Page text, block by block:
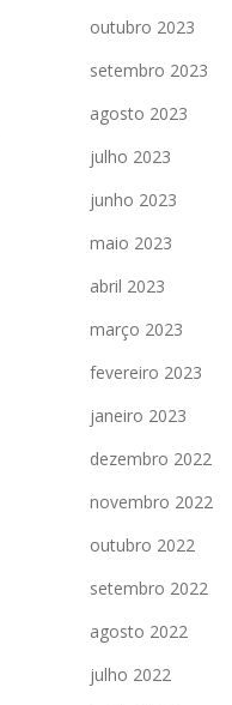
outubro 2023
setembro 2023
agosto 2023
julho 2023
junho 2023
maio 2023
abril 2023
março 2023
fevereiro 2023
janeiro 2023
dezembro 2022
novembro 2022
outubro 2022
setembro 2022
agosto 2022
julho 2022